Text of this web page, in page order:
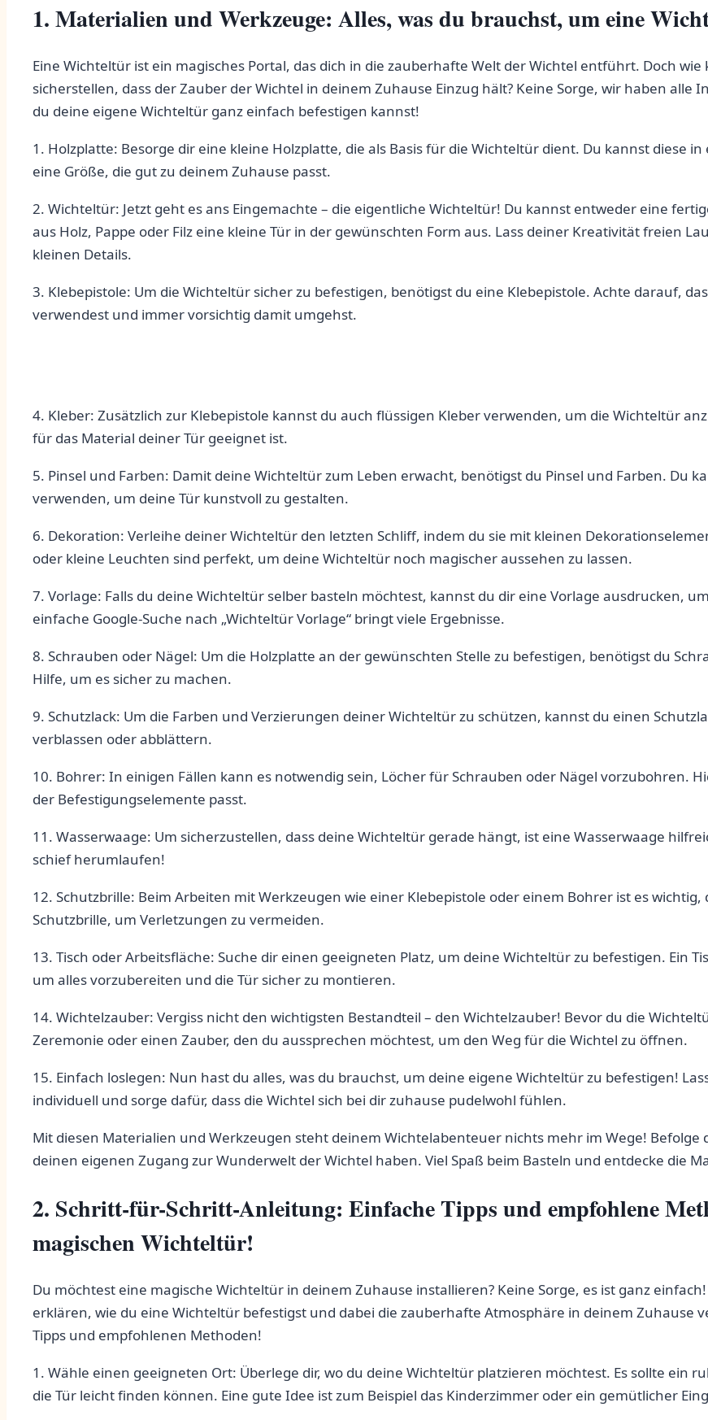
1. Materialien und Werkzeuge: Alles, was‍ du brauchst, um eine
Eine ⁢Wichteltür ist ein magisches Portal, das dich in die zauberhafte Welt der Wichtel‍ entführt. Doch
sicherstellen, dass der Zauber der Wichtel in deinem Zuhause Einzug hält? Keine⁢ Sorge, wir haben
du deine eigene Wichteltür ⁣ganz einfach befestigen kannst!
1. Holzplatte: Besorge dir eine kleine Holzplatte, die als Basis für ‍die Wichteltür dient. Du kannst⁤ diese
eine ‌Größe,‍ die ⁣gut‌ zu deinem Zuhause passt.
2. Wichteltür: Jetzt geht es ans ‌Eingemachte – ⁣die eigentliche ⁢Wichteltür! Du kannst entweder eine⁤
aus Holz, Pappe ‌oder Filz eine kleine Tür in der ⁤gewünschten Form aus. Lass ‌deiner Kreativität freien
kleinen⁤ Details.
3. Klebepistole: Um die Wichteltür⁤ sicher ⁤zu befestigen,⁤ benötigst du eine​ Klebepistole. Achte darauf,
verwendest und immer‌ vorsichtig damit umgehst.
4. Kleber: Zusätzlich zur Klebepistole kannst du auch flüssigen Kleber verwenden, um die Wichteltür
für ​das Material deiner​ Tür geeignet ist.
5. ‌Pinsel und Farben: Damit‍ deine Wichteltür ​zum Leben erwacht, ⁢benötigst du⁣ Pinsel ​und⁤ Farben. Du
verwenden, um deine Tür ⁤kunstvoll‌ zu gestalten.
6. Dekoration: Verleihe deiner Wichteltür den ⁣letzten Schliff, indem du sie mit kleinen
oder kleine Leuchten sind perfekt,​ um ⁢deine ‍Wichteltür noch magischer aussehen zu lassen.
7. Vorlage: Falls ⁣du deine Wichteltür selber ‍basteln möchtest, kannst‌ du dir ‍eine Vorlage ausdrucken,
einfache⁤ Google-Suche nach „Wichteltür Vorlage“ ⁤bringt viele Ergebnisse.
8. ⁣Schrauben⁣ oder Nägel: ​Um die‍ Holzplatte ⁤an der gewünschten Stelle zu befestigen, benötigst du
Hilfe, um es sicher zu ​machen.
9.⁣ Schutzlack: Um die Farben und⁤ Verzierungen deiner⁣ Wichteltür zu‌ schützen, kannst du ‌einen
verblassen⁤ oder abblättern.
10. Bohrer: ⁢In einigen Fällen kann es notwendig ​sein, Löcher für‍ Schrauben oder⁤ Nägel⁣ vorzubohren.
der Befestigungselemente passt.
11. Wasserwaage: Um sicherzustellen, dass deine Wichteltür⁢ gerade hängt, ist eine Wasserwaage​
schief herumlaufen!
12. Schutzbrille:‌ Beim Arbeiten mit ​Werkzeugen wie einer Klebepistole oder einem Bohrer ist es
Schutzbrille, um ⁣Verletzungen zu vermeiden.
13. Tisch oder Arbeitsfläche: Suche ⁢dir​ einen geeigneten Platz, um deine‍ Wichteltür​ zu befestigen. Ein
um alles vorzubereiten und die Tür sicher⁣ zu montieren.
14. Wichtelzauber: Vergiss nicht den wichtigsten Bestandteil – den Wichtelzauber! Bevor du die⁣
Zeremonie oder einen Zauber,⁢ den du aussprechen möchtest, um den Weg für ​die Wichtel zu⁣ öffnen.
15. Einfach loslegen: Nun hast ⁣du alles, was du brauchst, um deine eigene Wichteltür zu befestigen!⁢
individuell und sorge dafür, dass die Wichtel sich bei dir zuhause pudelwohl fühlen.
Mit ​diesen Materialien und Werkzeugen steht⁢ deinem Wichtelabenteuer⁣ nichts mehr im Wege! Befolge
deinen eigenen Zugang zur Wunderwelt der Wichtel haben. Viel​ Spaß beim⁣ Basteln und entdecke die
2. Schritt-für-Schritt-Anleitung: Einfache Tipps und empfohlene
magischen Wichteltür!
Du ​möchtest eine magische Wichteltür in deinem Zuhause installieren? Keine Sorge, es‍ ist ⁤ganz
erklären, wie du eine Wichteltür befestigst und dabei die zauberhafte⁣ Atmosphäre⁣ in⁢ deinem Zuhause
Tipps ⁤und empfohlenen Methoden!
1. ‍Wähle einen geeigneten Ort: Überlege dir, wo du deine Wichteltür platzieren möchtest. Es⁣ sollte ein
die Tür leicht finden können. Eine gute Idee ist zum ​Beispiel das Kinderzimmer oder ein gemütlicher